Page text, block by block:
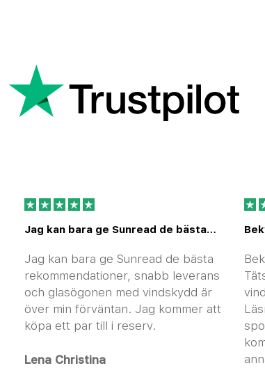
Jag kan bara ge Sunread de bästa…
Jag kan bara ge Sunread de bästa
rekommendationer, snabb leverans
och glasögonen med vindskydd är
över min förväntan. Jag kommer att
köpa ett par till i reserv.
Lena Christina